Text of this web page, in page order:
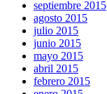
septiembre 2015
agosto 2015
julio 2015
junio 2015
mayo 2015
abril 2015
febrero 2015